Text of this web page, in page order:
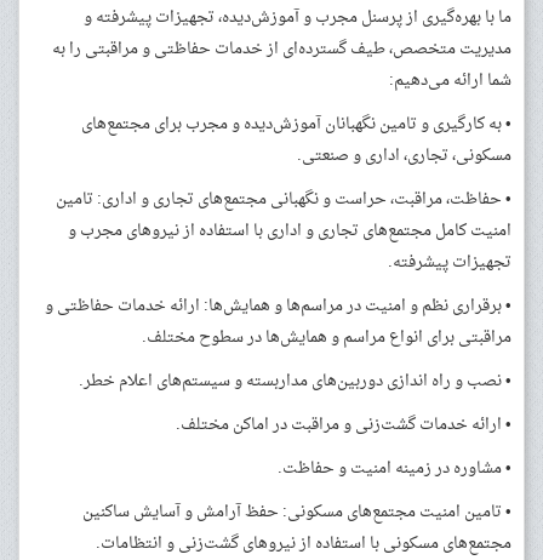
ما با بهره‌گیری از پرسنل مجرب و آموزش‌دیده، تجهیزات پیشرفته و
مدیریت متخصص، طیف گسترده‌ای از خدمات حفاظتی و مراقبتی را به
شما ارائه می‌دهیم:
• به کارگیری و تامین نگهبانان آموزش‌دیده و مجرب برای مجتمع‌های
مسکونی، تجاری، اداری و صنعتی.
• حفاظت، مراقبت، حراست و نگهبانی مجتمع‌های تجاری و اداری: تامین
امنیت کامل مجتمع‌های تجاری و اداری با استفاده از نیروهای مجرب و
تجهیزات پیشرفته.
• برقراری نظم و امنیت در مراسم‌ها و همایش‌ها: ارائه خدمات حفاظتی و
مراقبتی برای انواع مراسم و همایش‌ها در سطوح مختلف.
• نصب و راه اندازی دوربین‌های مداربسته و سیستم‌های اعلام خطر.
• ارائه خدمات گشت‌زنی و مراقبت در اماکن مختلف.
• مشاوره در زمینه امنیت و حفاظت.
• تامین امنیت مجتمع‌های مسکونی: حفظ آرامش و آسایش ساکنین
مجتمع‌های مسکونی با استفاده از نیروهای گشت‌زنی و انتظامات.